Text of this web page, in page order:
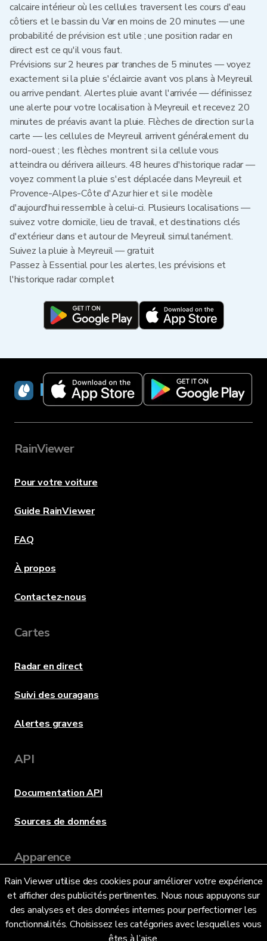
calcaire intérieur où les cellules traversent les cours d'eau
côtiers et le bassin du Var en moins de 20 minutes — une
probabilité de prévision est utile ; une position radar en
direct est ce qu'il vous faut.
Prévisions sur 2 heures par tranches de 5 minutes — voyez
exactement si la pluie s'éclaircie avant vos plans à Meyreuil
ou arrive pendant. Alertes pluie avant l'arrivée — définissez
une alerte pour votre localisation à Meyreuil et recevez 20
minutes de préavis avant la pluie. Flèches de direction sur la
carte — les cellules de Meyreuil arrivent généralement du
nord-ouest ; les flèches montrent si la cellule vous
atteindra ou dérivera ailleurs. 48 heures d'historique radar —
voyez comment la pluie s'est déplacée dans Meyreuil et
Provence-Alpes-Côte d'Azur hier et si le modèle
d'aujourd'hui ressemble à celui-ci. Plusieurs localisations —
suivez votre domicile, lieu de travail, et destinations clés
d'extérieur dans et autour de Meyreuil simultanément.
Suivez la pluie à Meyreuil — gratuit
Passez à Essential pour les alertes, les prévisions et
l'historique radar complet
Rain Viewer utilise des cookies pour améliorer votre expérience
et afficher des publicités pertinentes. Nous nous appuyons sur
des analyses et des données internes pour perfectionner les
fonctionnalités. Choisissez les catégories avec lesquelles vous
RainViewer
RainViewer
Pour votre voiture
Guide RainViewer
FAQ
À propos
Contactez-nous
Cartes
Radar en direct
Suivi des ouragans
Alertes graves
API
Documentation API
Sources de données
Apparence
Langue